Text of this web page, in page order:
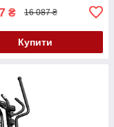
₴ 16 087 ₴
Купити